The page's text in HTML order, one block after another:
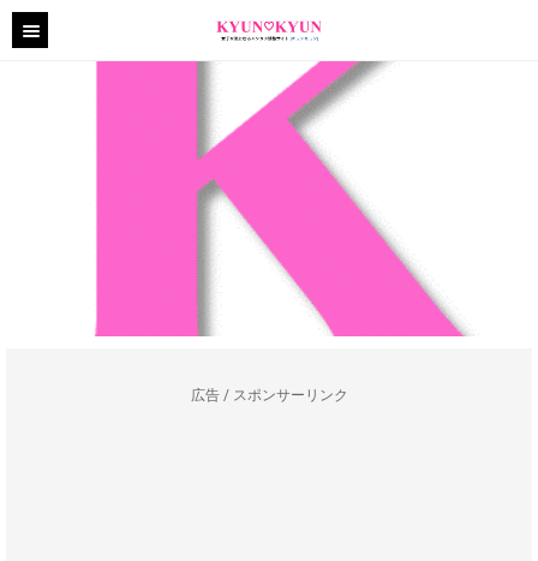
広告 / スポンサーリンク